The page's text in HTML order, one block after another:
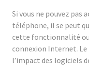
Si vous ne pouvez pas
téléphone, il se peut
cette fonctionnalité ou
connexion Internet.
l’impact des logiciels